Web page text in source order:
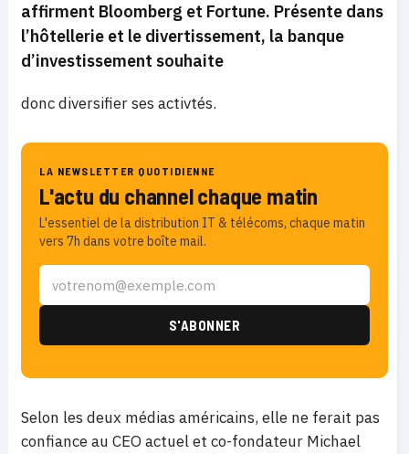
affirment Bloomberg et Fortune. Présente dans
l’hôtellerie et le divertissement, la banque
d’investissement souhaite
donc diversifier ses activtés.
LA NEWSLETTER QUOTIDIENNE
L'actu du channel chaque matin
L'essentiel de la distribution IT & télécoms, chaque matin
vers 7h dans votre boîte mail.
Selon les deux médias américains, elle ne ferait pas
confiance au CEO actuel et co-fondateur Michael